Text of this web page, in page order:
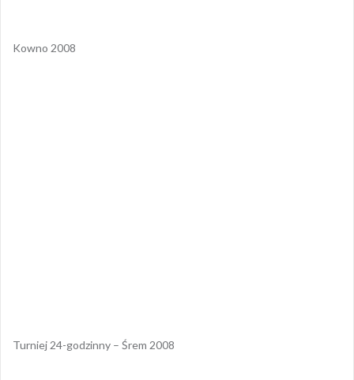
Kowno 2008
Turniej 24-godzinny – Śrem 2008